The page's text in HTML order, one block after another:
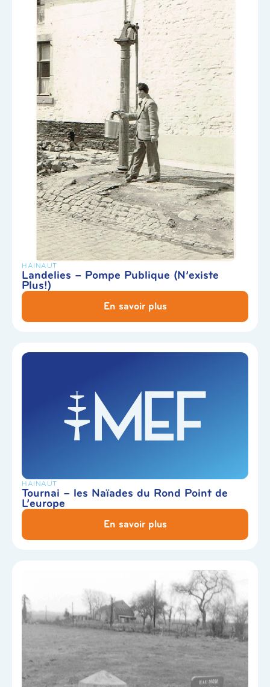
HAINAUT
Landelies – Pompe Publique (N’existe
Plus!)
En savoir plus
HAINAUT
Tournai – les Naïades du Rond Point de
L’europe
En savoir plus